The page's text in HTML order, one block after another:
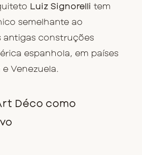
Luiz Signorelli tem
semelhante ao
antigas construções
espanhola, em países
Venezuela.
Déco como